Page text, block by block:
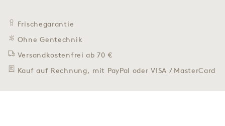
Frischegarantie
Ohne Gentechnik
Versandkostenfrei ab 70 €
Kauf auf Rechnung, mit PayPal oder VISA / MasterCard